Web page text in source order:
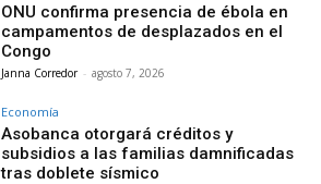
ONU confirma presencia de ébola en
campamentos de desplazados en el
Congo
Janna Corredor - agosto 7, 2026
Economía
Asobanca otorgará créditos y
subsidios a las familias damnificadas
tras doblete sísmico